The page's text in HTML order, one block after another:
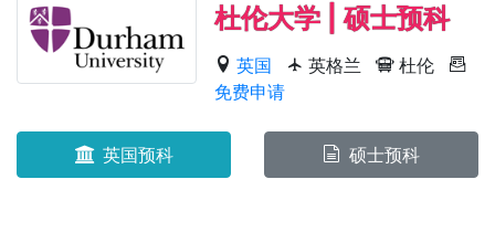
杜伦大学 | 硕士预科
英国 英格兰
杜伦
免费申请
英国预科 硕士预科